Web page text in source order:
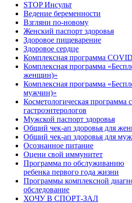
STOP Инсульт
Ведение беременности
Взгляни по-новому
Женский паспорт здоровья
Здоровое пищеварение
Здоровое сердце
Комплексная программа
Комплексная программа
женщин)»
Комплексная программа
мужчин)»
Косметологическая программа
гастроэнтерологов
Мужской паспорт здоровья
Общий чек-ап здоровья для
Общий чек-ап здоровья для
Осознанное питание
Оцени свой иммунитет
Программа по обслуживанию
ребенка первого года жизни
Программы комплексной
обследование
ХОЧУ В CПОРТ-ЗАЛ